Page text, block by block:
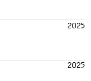
2025
2025